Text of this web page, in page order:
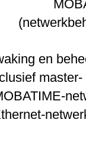
en